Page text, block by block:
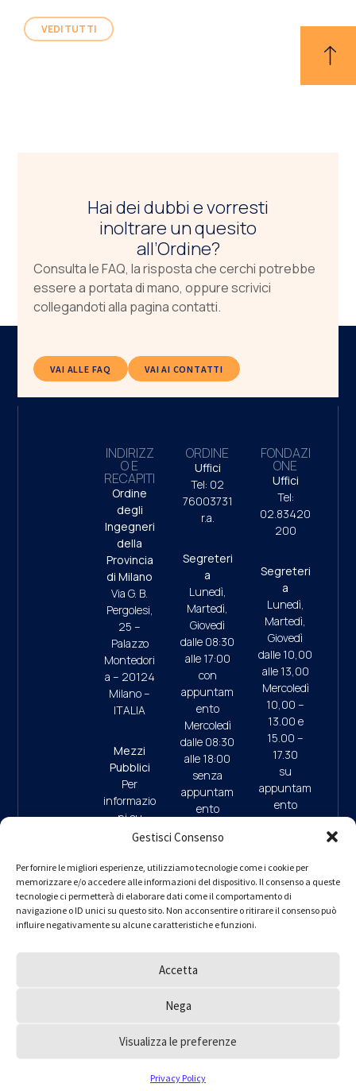
Gestisci Consenso
Per fornire le migliori esperienze, utilizziamo tecnologie come i cookie per
memorizzare e/o accedere alle informazioni del dispositivo. Il consenso a queste
tecnologie ci permetterà di elaborare dati come il comportamento di
navigazione o ID unici su questo sito. Non acconsentire o ritirare il consenso può
influire negativamente su alcune caratteristiche e funzioni.
Accetta
Nega
Visualizza le preferenze
Privacy Policy
VEDI TUTTI
Hai dei dubbi e vorresti
inoltrare un quesito
all’Ordine?
Consulta le FAQ, la risposta che cerchi potrebbe
essere a portata di mano, oppure scrivici
collegandoti alla pagina contatti.
VAI ALLE FAQ VAI AI CONTATTI
INDIRIZZ
O E
RECAPITI
Ordine
degli
Ingegneri
della
Provincia
di Milano
Via G. B.
Pergolesi,
25 –
Palazzo
Montedori
a – 20124
Milano –
ITALIA
Mezzi
Pubblici
Per
informazio
ni su
mezzi
parcheggi
clicca qui
ORDINE
Uffici
Tel: 02
76003731
r.a.
Segreteri
a
Lunedì,
Martedì,
Giovedì
dalle 08:30
alle 17:00
con
appuntam
ento
Mercoledì
dalle 08:30
alle 18:00
senza
appuntam
ento
accesso
9.30/13.0
0 (da
Lunedì a
no@ingpe
FONDAZI
ONE
Uffici
Tel:
02.83420
200
Segreteri
a
Lunedì,
Martedì,
Giovedì
dalle 10,00
alle 13,00
Mercoledì
10,00 –
13.00 e
15.00 –
17.30
su
appuntam
ento
09:30/13:
00 (da
Lunedì a
Giovedì)
Ordine degli Ingegneri della Provincia di Milano © 2000 – 2025